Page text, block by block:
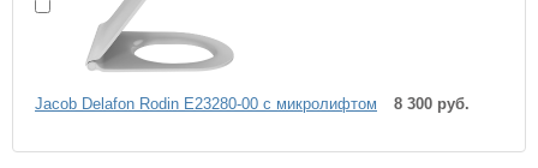
Jacob Delafon Rodin E23280-00 с микролифтом 8 300 руб.